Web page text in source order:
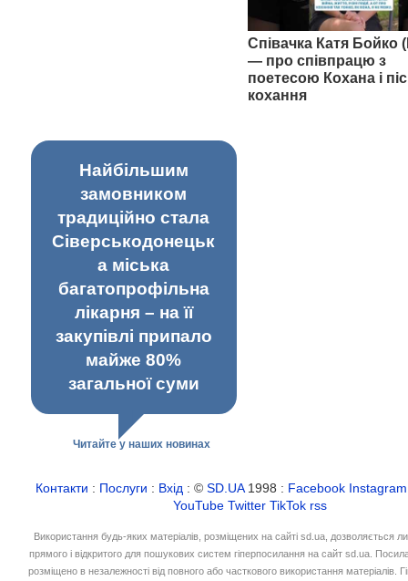
Співачка Катя Бойко
— про співпрацю з
поетесою Кохана і
кохання
Найбільшим
замовником
традиційно стала
Сіверськодонецьк
а міська
багатопрофільна
лікарня – на її
закупівлі припало
майже 80%
загальної суми
Читайте у наших новинах
Контакти : Послуги : Вхід : ©SD.UA1998 : Facebook Instagram
YouTube Twitter TikTok rss
Використання будь-яких матеріалів, розміщених на сайті sd.ua, дозволяється
прямого і відкритого для пошукових систем гіперпосилання на сайт sd.ua.
розміщено в незалежності від повного або часткового використання матеріалів.